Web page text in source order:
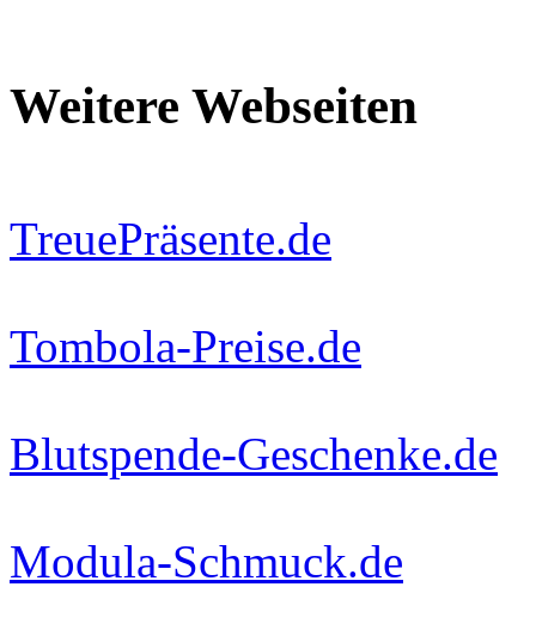
Weitere Webseiten
TreuePräsente.de
Tombola-Preise.de
Blutspende-Geschenke.de
Modula-Schmuck.de